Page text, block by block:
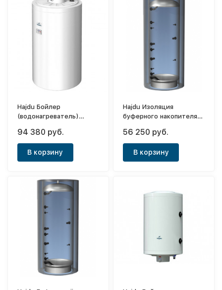
Hajdu Бойлер
(водонагреватель)
30 120л
94 380 руб.
В корзину
Hajdu Изоляция
буферного накопителя
56 250 руб.
В корзину